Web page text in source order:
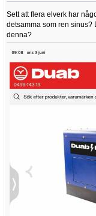
Sett att flera elverk har
detsamma som ren sinus?
denna?